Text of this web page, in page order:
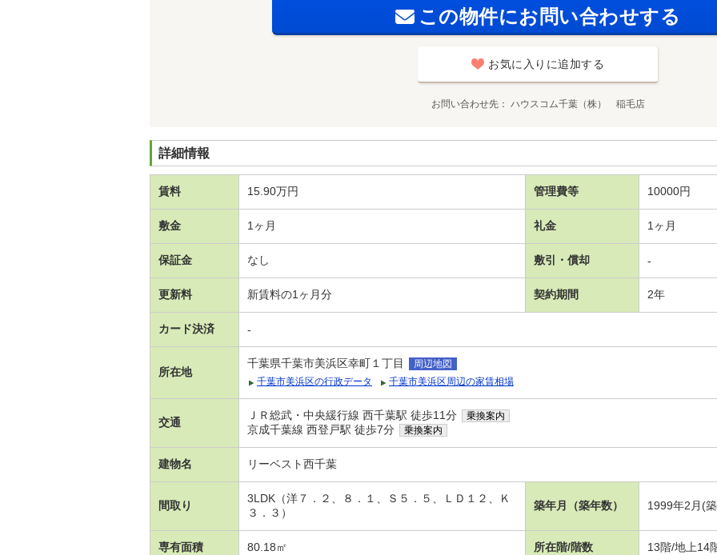
この物件にお問い合わせする
お気に入りに追加する
お問い合わせ先 ハウスコム千葉（株） 稲毛店
詳細情報
賃料 15.90万円 管理費等 10000円
敷金 1ヶ月 礼金 1ヶ月
保証金 なし 敷引・償却 -
更新料 新賃料の1ヶ月分 契約期間 2年
カード決済 -
所在地
千葉県千葉市美浜区幸町１丁目
周辺地図
千葉市美浜区の行政データ
千葉市美浜区周辺の家賃相場
交通
ＪＲ総武・中央緩行線 西千葉駅 徒歩11分 乗換案内
京成千葉線 西登戸駅 徒歩7分 乗換案内
建物名 リーベスト西千葉
間取り
3LDK（洋７．２、８．１、Ｓ５．５、ＬＤ１２、Ｋ
３．３）
築年月（築年数） 1999年2月(
専有面積 80.18㎡ 所在階/階数 13階/地上14